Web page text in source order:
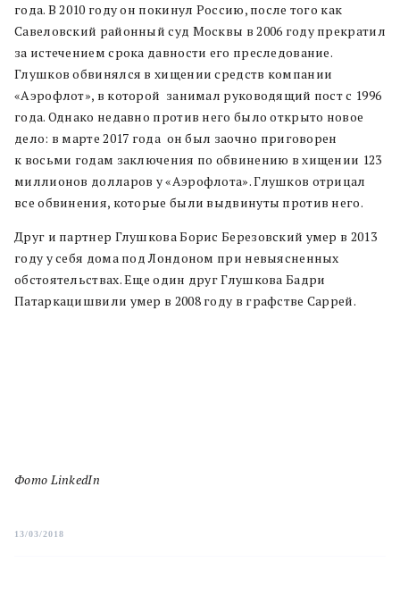
года. В 2010 году он покинул Россию, после того как
Савеловский районный суд Москвы в 2006 году прекратил
за истечением срока давности его преследование.
Глушков обвинялся в хищении средств компании
«Аэрофлот», в которой занимал руководящий пост с 1996
года. Однако недавно против него было открыто новое
дело: в марте 2017 года он был заочно приговорен
к восьми годам заключения по обвинению в хищении 123
миллионов долларов у «Аэрофлота». Глушков отрицал
все обвинения, которые были выдвинуты против него.
Друг и партнер Глушкова Борис Березовский умер в 2013
году у себя дома под Лондоном при невыясненных
обстоятельствах. Еще один друг Глушкова Бадри
Патаркацишвили умер в 2008 году в графстве Саррей.
Фото LinkedIn
13/03/2018